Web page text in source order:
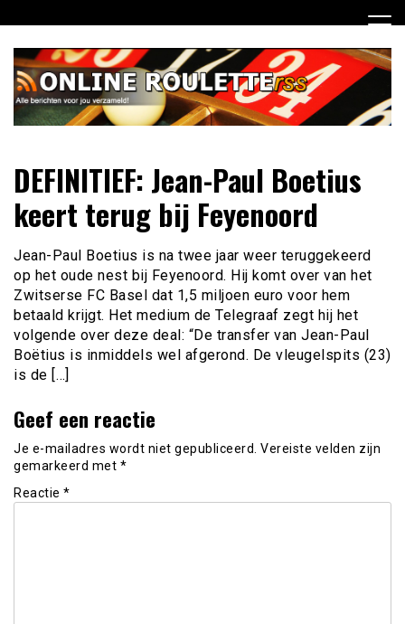
naar
inhoud
Online Roulette RSS
verzameld
DEFINITIEF: Jean-Paul Boetius
keert terug bij Feyenoord
Jean-Paul Boetius is na twee jaar weer teruggekeerd
op het oude nest bij Feyenoord. Hij komt over van het
Zwitserse FC Basel dat 1,5 miljoen euro voor hem
betaald krijgt. Het medium de Telegraaf zegt hij het
volgende over deze deal: “De transfer van Jean-Paul
Boëtius is inmiddels wel afgerond. De vleugelspits (23)
is de […]
Geef een reactie
Je e-mailadres wordt niet gepubliceerd. Vereiste velden zijn
gemarkeerd met *
Reactie *